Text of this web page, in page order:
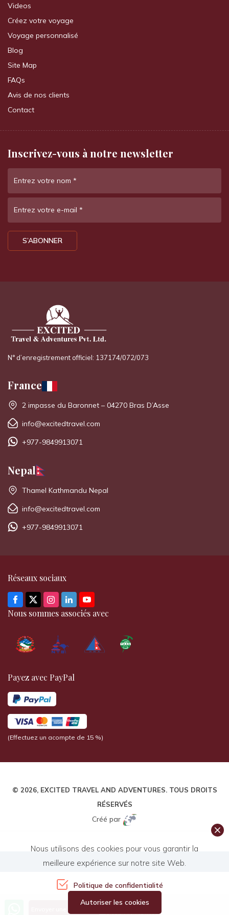
Videos
Créez votre voyage
Voyage personnalisé
Blog
Site Map
FAQs
Avis de nos clients
Contact
Inscrivez-vous à notre newsletter
Entrez votre nom *
Entrez votre e-mail *
S’ABONNER
N° d’enregistrement officiel: 137174/072/073
France
2 impasse du Baronnet – 04270 Bras D’Asse
info@excitedtravel.com
+977-9849913071
Nepal
Thamel Kathmandu Nepal
info@excitedtravel.com
+977-9849913071
Réseaux sociaux
Nous sommes associés avec
Payez avec PayPal
(Effectuez un acompte de 15 %)
© 2026, EXCITED TRAVEL AND ADVENTURES. TOUS DROITS
RÉSERVÉS
Créé par
Appelez-nous
Nous utilisons des cookies pour vous garantir la
meilleure expérience sur notre site Web.
Politique de confidentialité
Autoriser les cookies